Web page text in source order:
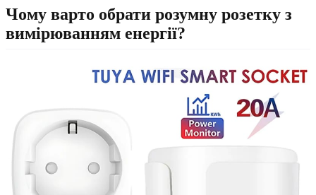
Чому варто обрати розумну розетку з
вимірюванням енергії?